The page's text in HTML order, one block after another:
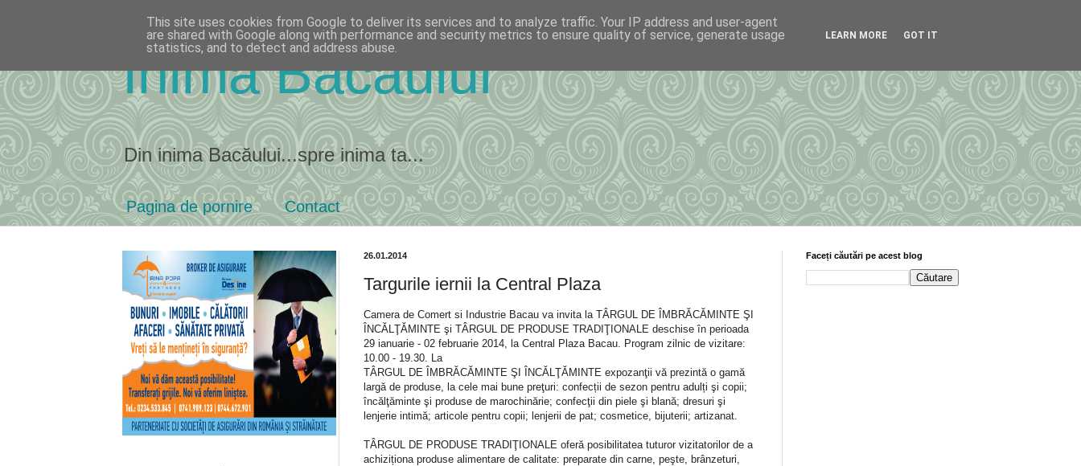
Inima Bacăului
Din inima Bacăului...spre inima ta...
Pagina de pornire Contact
26.01.2014
Targurile iernii la Central Plaza
Camera de Comert si Industrie Bacau va invita la TÂRGUL DE ÎMBRĂCĂMINTE ŞI
ÎNCĂLŢĂMINTE şi TÂRGUL DE PRODUSE TRADIŢIONALE deschise în perioada
29 ianuarie - 02 februarie 2014, la Central Plaza Bacau. Program zilnic de vizitare:
10.00 - 19.30. La
TÂRGUL DE ÎMBRĂCĂMINTE ŞI ÎNCĂLŢĂMINTE expozanţii vă prezintă o gamă
largă de produse, la cele mai bune preţuri: confecții de sezon pentru adulți şi copii;
încălţăminte şi produse de marochinărie; confecţii din piele şi blană; dresuri şi
lenjerie intimă; articole pentru copii; lenjerii de pat; cosmetice, bijuterii; artizanat.
TÂRGUL DE PRODUSE TRADIŢIONALE oferă posibilitatea tuturor vizitatorilor de a
achiziționa produse alimentare de calitate: preparate din carne, peşte, brânzeturi,
Faceți căutări pe acest blog
This site uses cookies from Google to deliver its services and to analyze traffic. Your IP address and user-agent
are shared with Google along with performance and security metrics to ensure quality of service, generate usage
statistics, and to detect and address abuse.
LEARN MORE GOT IT